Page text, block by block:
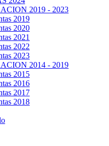
2019 - 2023
2019
2020
2021
2022
2023
2014 - 2019
2015
2016
2017
2018